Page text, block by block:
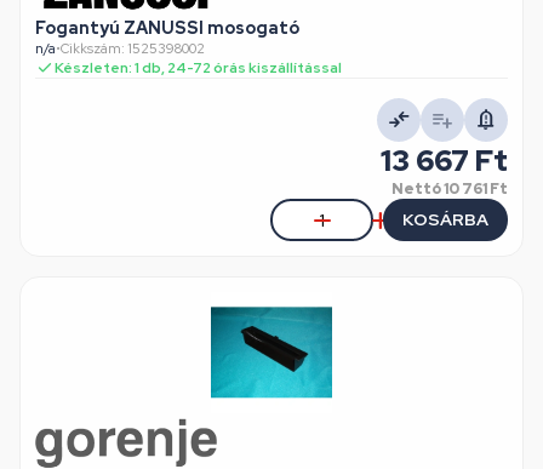
Fogantyú ZANUSSI mosogató
n/a•Cikkszám: 1525398002
Készleten: 1 db, 24-72 órás kiszállítással
13 667 Ft
Nettó10 761 Ft
KOSÁRBA